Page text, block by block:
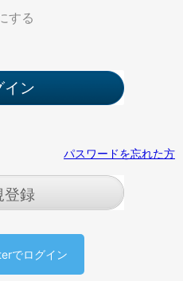
する
パスワードを忘れた方
登録
でログイン